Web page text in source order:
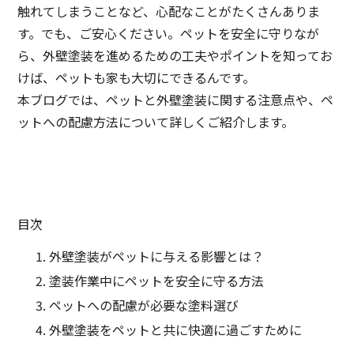
触れてしまうことなど、心配なことがたくさんありま
す。でも、ご安心ください。ペットを安全に守りなが
ら、外壁塗装を進めるための工夫やポイントを知ってお
けば、ペットも家も大切にできるんです。
本ブログでは、ペットと外壁塗装に関する注意点や、ペ
ットへの配慮方法について詳しくご紹介します。
目次
外壁塗装がペットに与える影響とは？
塗装作業中にペットを安全に守る方法
ペットへの配慮が必要な塗料選び
外壁塗装をペットと共に快適に過ごすために